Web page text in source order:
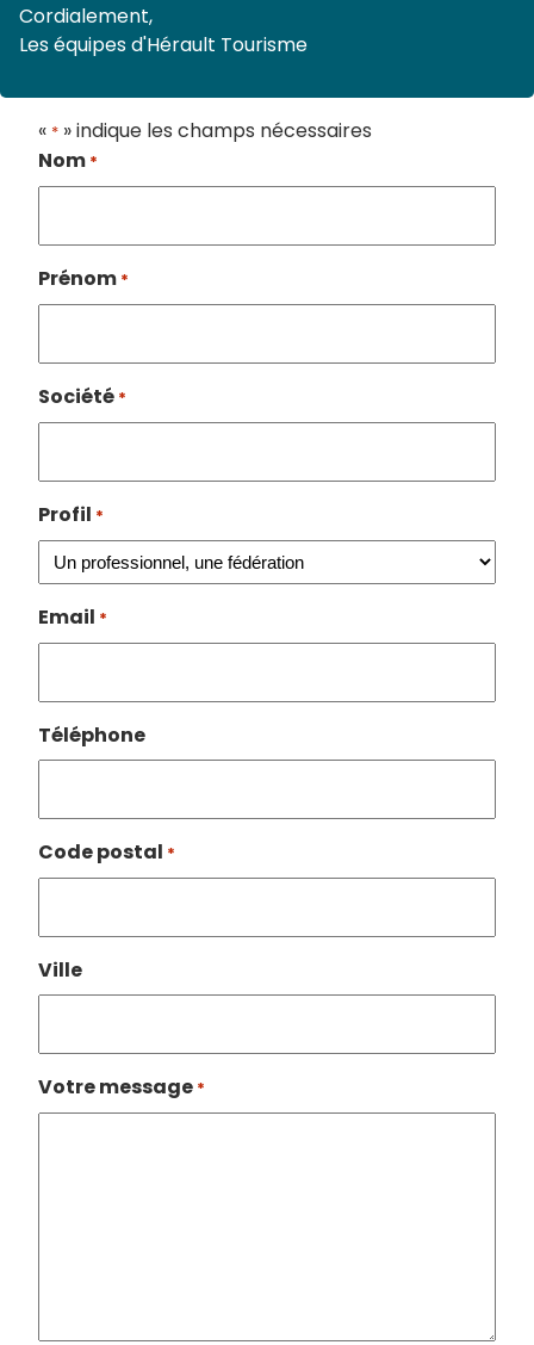
Cordialement,
Les équipes d'Hérault Tourisme
« * » indique les champs nécessaires
Nom *
Prénom *
Société *
Profil *
Email *
Téléphone
Code postal *
Ville
Votre message *